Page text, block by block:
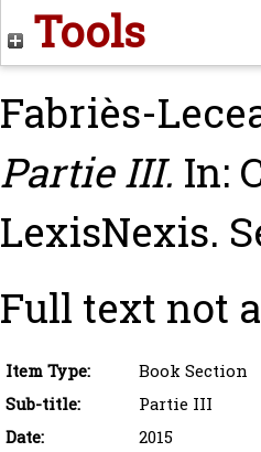
Tools
Fabriès-
Partie III. In:
LexisNexis.
Full text not
Item Type:
Book Section
Sub-title:
Partie III
Date:
2015